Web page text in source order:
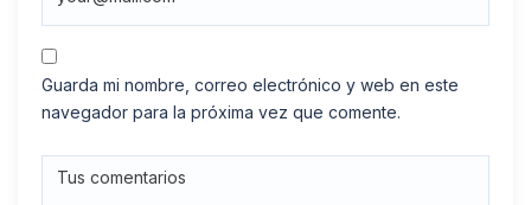
Guarda mi nombre, correo electrónico y web en este
navegador para la próxima vez que comente.